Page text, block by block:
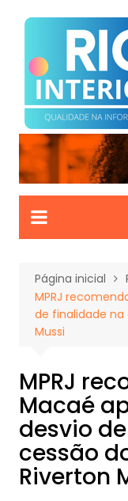
para
conteúdo
Página inicial
MPRJ
de finalidade
Mussi
MPRJ
Macaé
desvio
cessão
Riverton